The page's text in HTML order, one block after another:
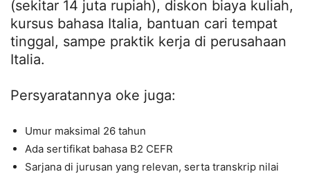
(sekitar 14 juta rupiah), diskon biaya kuliah,
kursus bahasa Italia, bantuan cari tempat
tinggal, sampe praktik kerja di perusahaan
Italia.
Persyaratannya oke juga:
Umur maksimal 26 tahun
Ada sertifikat bahasa B2 CEFR
Sarjana di jurusan yang relevan, serta transkrip nilai